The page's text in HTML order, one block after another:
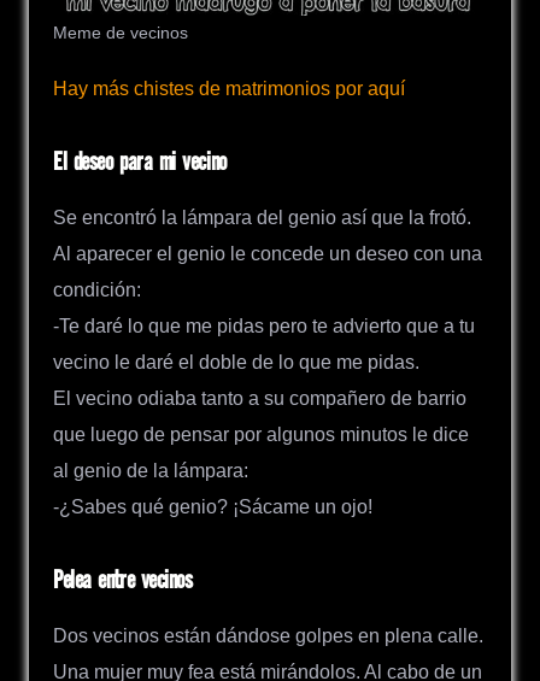
Meme de vecinos
Hay más chistes de matrimonios por aquí
El deseo para mi vecino
Se encontró la lámpara del genio así que la frotó.
Al aparecer el genio le concede un deseo con una
condición:
-Te daré lo que me pidas pero te advierto que a tu
vecino le daré el doble de lo que me pidas.
El vecino odiaba tanto a su compañero de barrio
que luego de pensar por algunos minutos le dice
al genio de la lámpara:
-¿Sabes qué genio? ¡Sácame un ojo!
Pelea entre vecinos
Dos vecinos están dándose golpes en plena calle.
Una mujer muy fea está mirándolos. Al cabo de un